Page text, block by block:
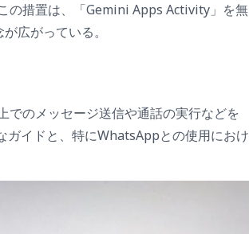
の措置は、「Gemini Apps Activity」を無
広がっている。
のメッセージ送信や通話の実行などを
ガイドと、特にWhatsAppとの使用におけ